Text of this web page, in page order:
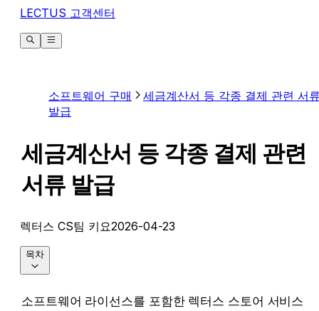
LECTUS 고객센터
소프트웨어 구매
세금계산서 등 각종 결제 관련 서
발급
세금계산서 등 각종 결제 관련
서류 발급
렉터스 CS팀 키요2026-04-23
소프트웨어 라이선스를 포함한 렉터스 스토어 서비스
목차